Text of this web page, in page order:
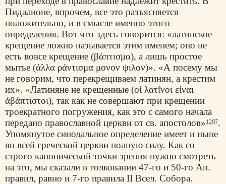
Пидалионе, впрочем, все это разъясняется
положительно, и в смысле именно этого
определения. Вот что здесь говорится: «латинское
крещение ложно называется этим именем; оно не
есть вовсе крещение (βάπτισμα), а лишь простое
мытье (άλλα ράντισμα μоνον ψιλоν)». «А посему мы
не говорим, что перекрещиваем латинян, а крестим
их». «Латиняне не крещенные (οί λατΐνοι είναι
άβάπτιστοι), так как не совершают при крещении
троекратного погружения, как это с самого начала
передано православной церкви от св. апостолов»1297.
Упомянутое синодальное определение имеет и ныне
во всей греческой церкви полную силу. Как со
строго канонической точки зрения нужно смотреть
на это, мы сказали в толковании 47-го и 50-го Ап.
правил, равно и 7-го правила II Всел. Собора.